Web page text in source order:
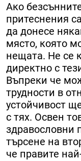
Ако
притеснения
да донесе
място, която
нещата. Не се
директно с
Въпреки че
трудности в
устойчивост
с тях. Освен
здравословни
търсене на
че правите